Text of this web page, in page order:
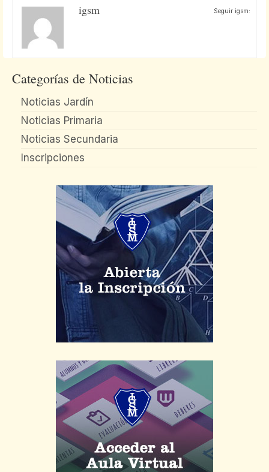
Seguir igsm:
igsm
Categorías de Noticias
Noticias Jardín
Noticias Primaria
Noticias Secundaria
Inscripciones